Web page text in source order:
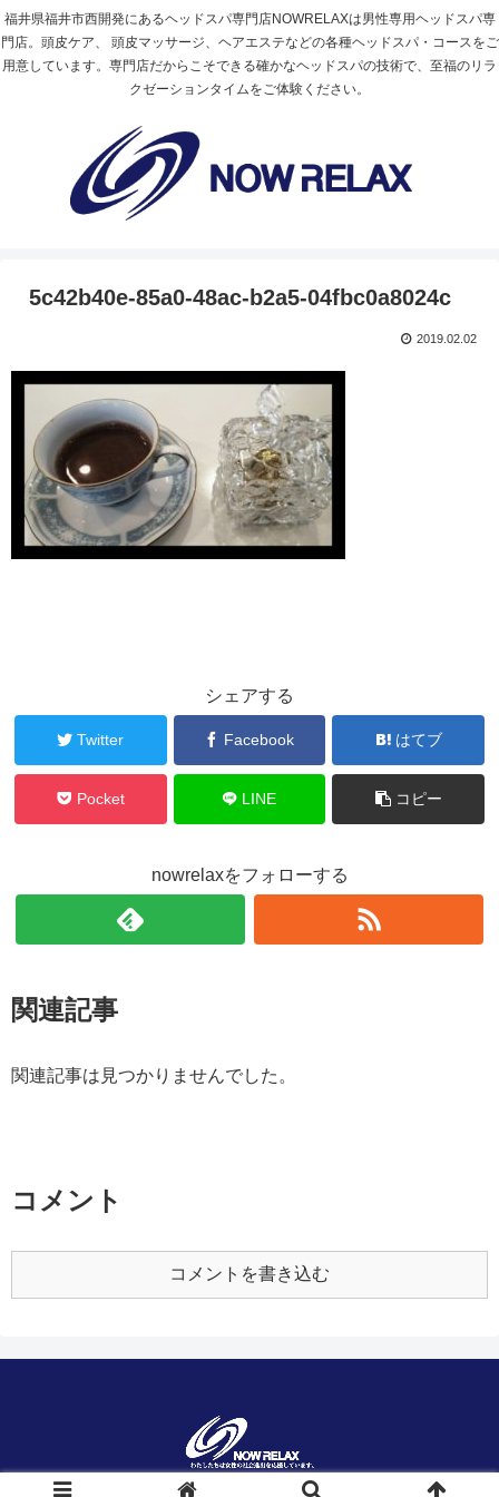
福井県福井市西開発にあるヘッドスパ専門店NOWRELAXは男性専用ヘッドスパ専
門店。頭皮ケア、 頭皮マッサージ、ヘアエステなどの各種ヘッドスパ・コースをご
用意しています。専門店だからこそできる確かなヘッドスパの技術で、至福のリラ
クゼーションタイムをご体験ください。
5c42b40e-85a0-48ac-b2a5-04fbc0a8024c
2019.02.02
シェアする
Twitter Facebook はてブ
Pocket LINE コピー
nowrelaxをフォローする
関連記事
関連記事は見つかりませんでした。
コメント
コメントを書き込む